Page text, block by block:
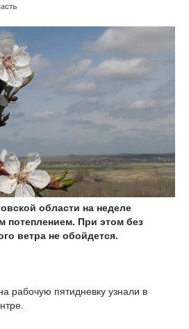
области на неделе
потеплением. При этом без
ветра не обойдется.
рабочую пятидневку узнали в